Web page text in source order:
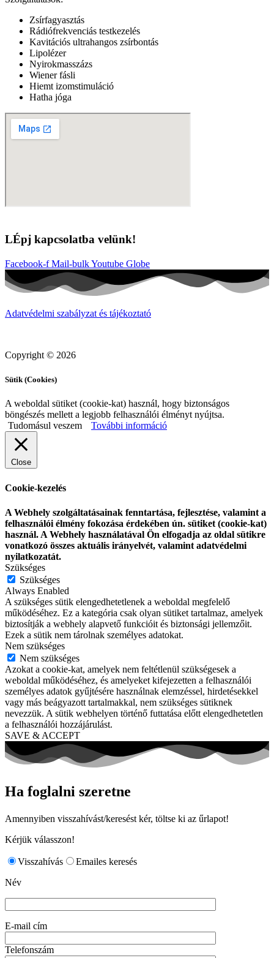
Zsírfagyasztás
Rádiófrekvenciás testkezelés
Kavitációs ultrahangos zsírbontás
Lipolézer
Nyirokmasszázs
Wiener fásli
Hiemt izomstimuláció
Hatha jóga
LÉpj kapcsolatba velünk!
Facebook-f Mail-bulkYoutube Globe
Adatvédelmi szabályzat és tájékoztató
Copyright © 2026
Sütik (Cookies)
A weboldal sütiket (cookie-kat) használ, hogy biztonságos
böngészés mellett a legjobb felhasználói élményt nyújtsa.
Tudomásul veszem
További információ
Close
Cookie-kezelés
A Webhely szolgáltatásainak fenntartása, fejlesztése, valamint a
felhasználói élmény fokozása érdekében ún. sütiket (cookie-kat)
használ. A Webhely használatával Ön elfogadja az oldal sütikre
vonatkozó összes aktuális irányelvét, valamint adatvédelmi
nyilatkozatát.
Szükséges
Szükséges
Always Enabled
A szükséges sütik elengedhetetlenek a weboldal megfelelő
működéséhez. Ez a kategória csak olyan sütiket tartalmaz, amelyek
biztosítják a webhely alapvető funkcióit és biztonsági jellemzőit.
Ezek a sütik nem tárolnak személyes adatokat.
Nem szükséges
Nem szükséges
Azokat a cookie-kat, amelyek nem feltétlenül szükségesek a
weboldal működéséhez, és amelyeket kifejezetten a felhasználói
személyes adatok gyűjtésére használnak elemzéssel, hirdetésekkel
vagy más beágyazott tartalmakkal, nem szükséges sütiknek
nevezzük. A sütik webhelyen történő futtatása előtt elengedhetetlen
a felhasználói hozzájárulást.
SAVE & ACCEPT
Ha foglalni szeretne
Amennyiben visszahívást/keresést kér, töltse ki az űrlapot!
Kérjük válasszon!
Visszahívás
Emailes keresés
Név
E-mail cím
Telefonszám